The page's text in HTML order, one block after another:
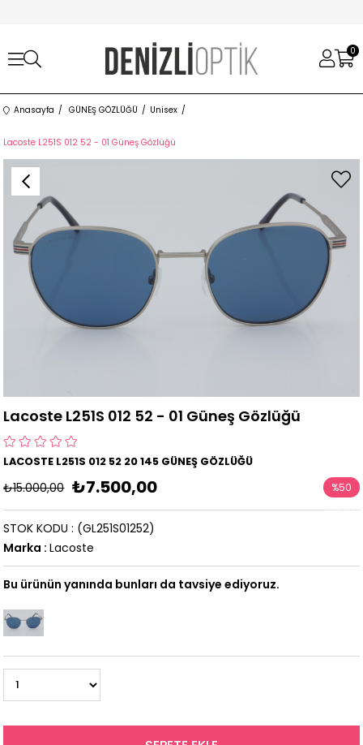
0
Anasayfa GÜNEŞ GÖZLÜĞÜ Unisex
Lacoste L251S 012 52 - 01 Güneş Gözlüğü
Lacoste L251S 012 52 - 01 Güneş Gözlüğü
LACOSTE L251S 012 52 20 145 GÜNEŞ GÖZLÜĞÜ
₺15.000,00 ₺7.500,00 %50
İndirim
(GL251S01252)
STOK KODU
Marka : Lacoste
Bu ürünün yanında bunları da tavsiye ediyoruz.